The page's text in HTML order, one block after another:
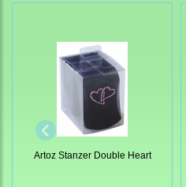
Artoz Stanzer Double Heart